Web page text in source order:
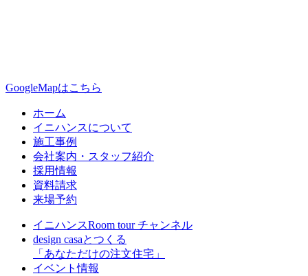
GoogleMapはこちら
ホーム
イニハンスについて
施工事例
会社案内・スタッフ紹介
採用情報
資料請求
来場予約
イニハンスRoom tour チャンネル
design casaとつくる
「あなただけの注文住宅」
イベント情報